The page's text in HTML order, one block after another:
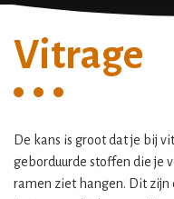
Vitrage
De kans is groot dat je bij
geborduurde stoffen die je
ramen ziet hangen. Dit zijn